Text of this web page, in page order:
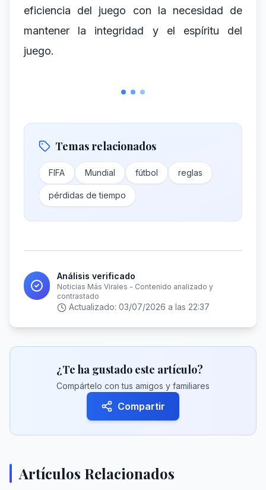
eficiencia del juego con la necesidad de
mantener la integridad y el espíritu del
juego.
Temas relacionados
FIFA Mundial fútbol reglas
pérdidas de tiempo
Análisis verificado
Noticias Más Virales - Contenido analizado y
contrastado
Actualizado: 03/07/2026 a las 22:37
¿Te ha gustado este artículo?
Compártelo con tus amigos y familiares
Compartir
Artículos Relacionados